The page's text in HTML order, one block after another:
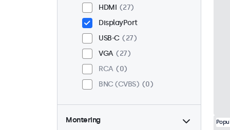
HDMI
27
DisplayPort
USB-C
27
VGA
27
RCA
0
BNC (CVBS)
0
Montering